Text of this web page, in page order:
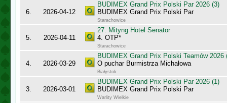
6. 2026-04-12
BUDIMEX Grand Prix Polski Par 2026 (3)
BUDIMEX Grand Prix Polski Par
Starachowice
5. 2026-04-11
27. Mityng Hotel Senator
4. OTP*
Starachowice
4. 2026-03-29
BUDIMEX Grand Prix Polski Teamów 2026
O puchar Burmistrza Michałowa
Białystok
3. 2026-03-01
BUDIMEX Grand Prix Polski Par 2026 (1)
BUDIMEX Grand Prix Polski Par
Warlity Wielkie